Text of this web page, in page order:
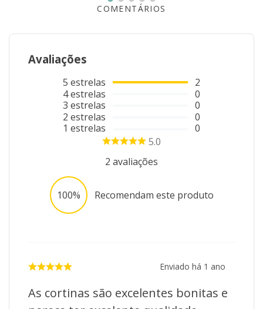
COMENTÁRIOS
Avaliações
5 estrelas
4estrelas
3 estrelas
2 estrelas
1 estrelas
2
0
0
0
0
5.0
2 avaliações
100% Recomendam este produto
Enviado há 1 ano
As cortinas são excelentes bonitas e